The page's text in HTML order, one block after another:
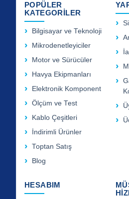
POPÜLER
KATEGORİLER
Bilgisayar ve Teknoloji
Mikrodenetleyiciler
Motor ve Sürücüler
Havya Ekipmanları
Elektronik Komponent
Ölçüm ve Test
Kablo Çeşitleri
İndirimli Ürünler
Toptan Satış
Blog
HESABIM